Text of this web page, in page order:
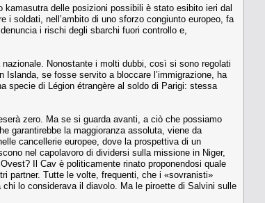
delle posizioni possibili è stato esibito ieri dal
i soldati, nell’ambito di uno sforzo congiunto europeo, fa
i rischi degli sbarchi fuori controllo e,
Nonostante i molti dubbi, così si sono regolati
se fosse servito a bloccare l’immigrazione, ha
specie di Légion étrangère al soldo di Parigi: stessa
zero. Ma se si guarda avanti, a ciò che possiamo
garantirebbe la maggioranza assoluta, viene da
cancellerie europee, dove la prospettiva di un
nel capolavoro di dividersi sulla missione in Niger,
Il Cav è politicamente rinato proponendosi quale
partner. Tutte le volte, frequenti, che i «sovranisti»
lo considerava il diavolo. Ma le piroette di Salvini sulle